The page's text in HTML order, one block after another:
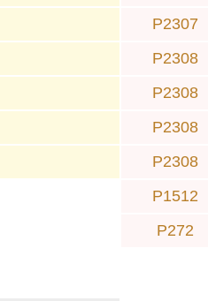
P2307
P2308
P2308
P2308
P2308
P1512
P272